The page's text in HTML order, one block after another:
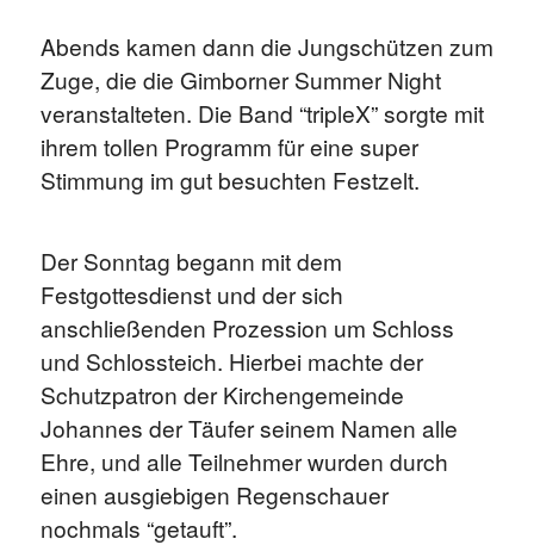
Abends kamen dann die Jungschützen zum
Zuge, die die Gimborner Summer Night
veranstalteten. Die Band “tripleX” sorgte mit
ihrem tollen Programm für eine super
Stimmung im gut besuchten Festzelt.
Der Sonntag begann mit dem
Festgottesdienst und der sich
anschließenden Prozession um Schloss
und Schlossteich. Hierbei machte der
Schutzpatron der Kirchengemeinde
Johannes der Täufer seinem Namen alle
Ehre, und alle Teilnehmer wurden durch
einen ausgiebigen Regenschauer
nochmals “getauft”.